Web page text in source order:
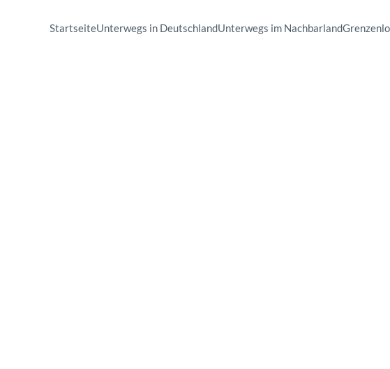
StartseiteUnterwegs in DeutschlandUnterwegs im Nachbarland